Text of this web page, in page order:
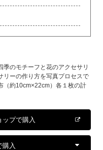
のモチーフと花のアクセサリ
リーの作り方を写真プロセスで
（約10cm×22cm）各１枚の計
プで購入
購入